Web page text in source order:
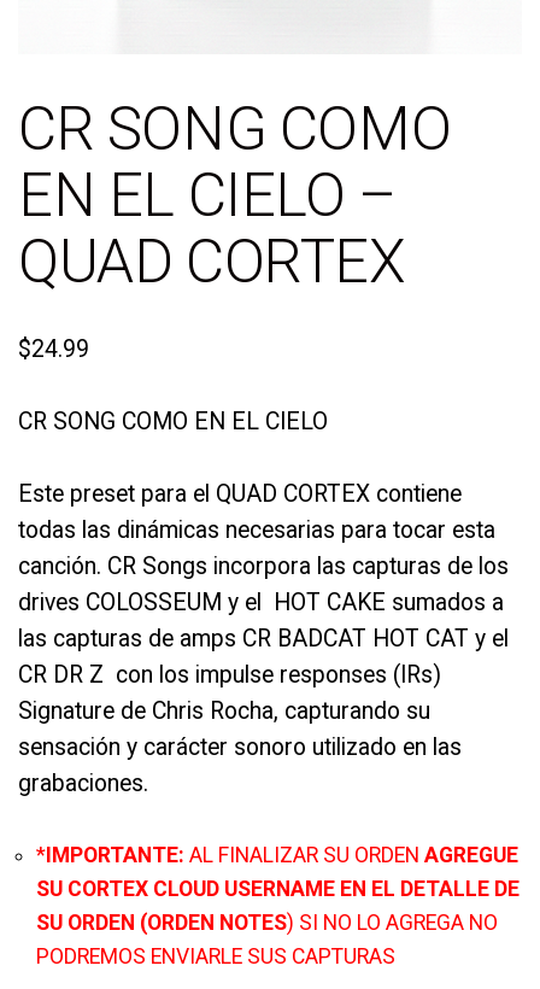
CR SONG COMO
EN EL CIELO –
QUAD CORTEX
$24.99
CR SONG COMO EN EL CIELO
Este preset para el QUAD CORTEX contiene
todas las dinámicas necesarias para tocar esta
canción. CR Songs incorpora las capturas de los
drives COLOSSEUM y el HOT CAKE sumados a
las capturas de amps CR BADCAT HOT CAT y el
CR DR Z con los impulse responses (IRs)
Signature de Chris Rocha, capturando su
sensación y carácter sonoro utilizado en las
grabaciones.
* IMPORTANTE: AL FINALIZAR SU ORDEN AGREGUE
SU CORTEX CLOUD USERNAME EN EL DETALLE DE
SU ORDEN (ORDEN NOTES) SI NO LO AGREGA NO
PODREMOS ENVIARLE SUS CAPTURAS